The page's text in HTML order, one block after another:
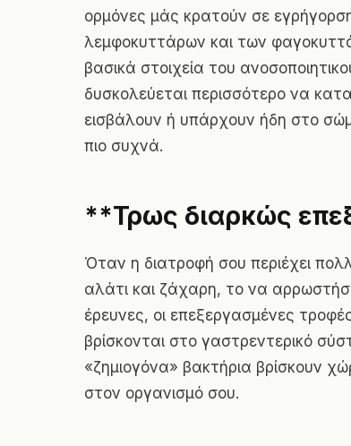
ορμόνες μάς κρατούν σε
λεμφοκυττάρων και των
βασικά στοιχεία του
δυσκολεύεται περισσότερο να
εισβάλουν ή υπάρχουν ήδη στο
πιο συχνά.
**Τρως διαρκώς
Όταν η διατροφή σου περιέχει
αλάτι και ζάχαρη, το να
έρευνες, οι επεξεργασμένες
βρίσκονται στο γαστρεντερικό
«ζημιογόνα» βακτήρια βρίσκουν
στον οργανισμό σου.